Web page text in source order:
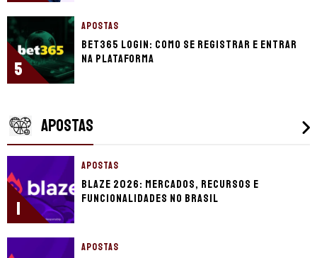
5
APOSTAS
bet365 login: como se registrar e entrar
na plataforma
APOSTAS
1
APOSTAS
Blaze 2026: mercados, recursos e
funcionalidades no Brasil
APOSTAS